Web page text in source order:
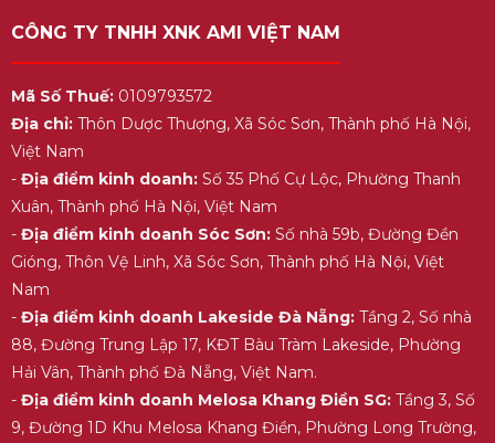
CÔNG TY TNHH XNK AMI VIỆT NAM
Mã Số Thuế:0109793572
Địa chỉ:Thôn Dược Thượng, Xã Sóc Sơn, Thành phố Hà Nội,
Việt Nam
- Địa điểm kinh doanh:Số 35 Phố Cự Lộc, Phường Thanh
Xuân, Thành phố Hà Nội, Việt Nam
- Địa điểm kinh doanh Sóc Sơn:Số nhà 59b, Đường Đền
Gióng, Thôn Vệ Linh, Xã Sóc Sơn, Thành phố Hà Nội, Việt
Nam
- Địa điểm kinh doanh Lakeside Đà Nẵng:Tầng 2, Số nhà
88, Đường Trung Lập 17, KĐT Bàu Tràm Lakeside, Phường
Hải Vân, Thành phố Đà Nẵng, Việt Nam.
- Địa điểm kinh doanh Melosa Khang Điền SG:Tầng 3, Số
9, Đường 1D Khu Melosa Khang Điền, Phường Long Trường,